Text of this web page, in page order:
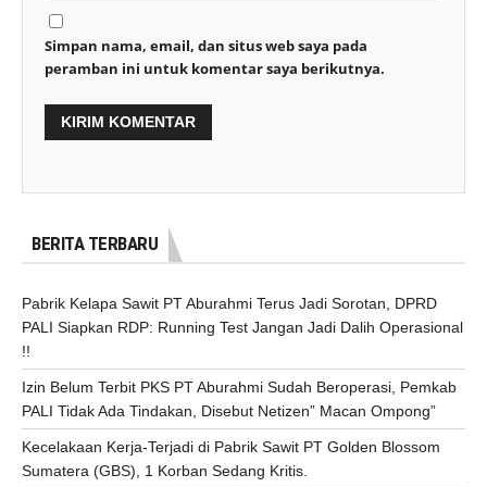
Simpan nama, email, dan situs web saya pada
peramban ini untuk komentar saya berikutnya.
BERITA TERBARU
Pabrik Kelapa Sawit PT Aburahmi Terus Jadi Sorotan, DPRD
PALI Siapkan RDP: Running Test Jangan Jadi Dalih Operasional
!!
Izin Belum Terbit PKS PT Aburahmi Sudah Beroperasi, Pemkab
PALI Tidak Ada Tindakan, Disebut Netizen” Macan Ompong”
Kecelakaan Kerja-Terjadi di Pabrik Sawit PT Golden Blossom
Sumatera (GBS), 1 Korban Sedang Kritis.